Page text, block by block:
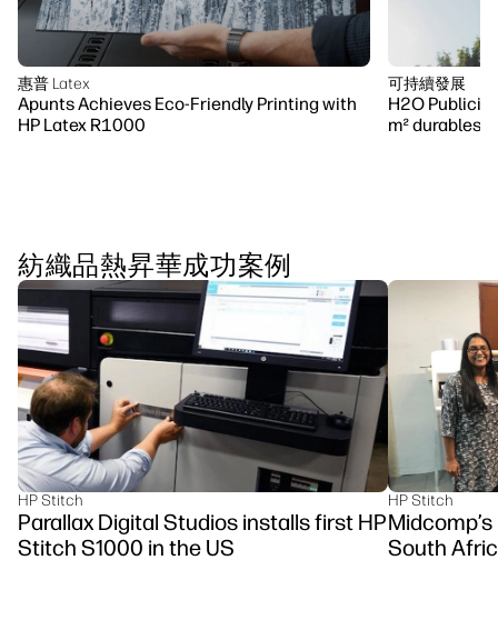
惠普 Latex
Apunts Achieves Eco-Friendly Printing with
HP Latex R1000
可持續發展
H2O
m² durables
紡織品熱昇華成功案例
HP Stitch
Parallax Digital Studios installs first HP
Stitch S1000 in the US
HP Stitch
South